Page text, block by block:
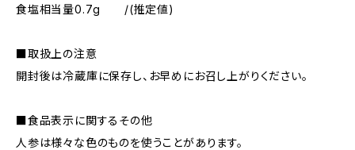
食塩相当量0.7g /(推定値)
■取扱上の注意
開封後は冷蔵庫に保存し、お早めにお召し上がりください。
■食品表示に関するその他
人参は様々な色のものを使うことがあります。